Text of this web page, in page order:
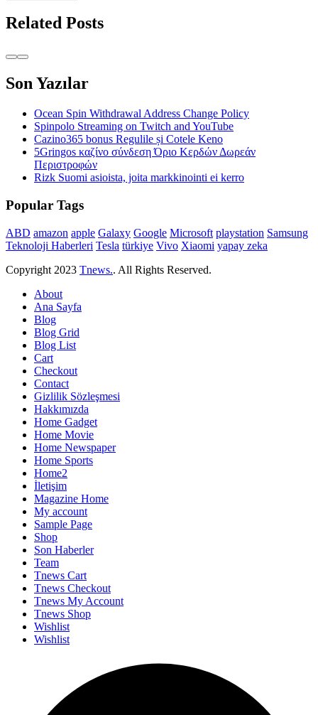
Related Posts
Son Yazılar
Ocean Spin Withdrawal Address Change Policy
Spinpolo Streaming on Twitch and YouTube
Cazino365 bonus Regulile și Cotele Keno
5Gringos καζίνο σύνδεση Όριο Κερδών Δωρεάν
Περιστροφών
Rizk Suomi asioista, joita markkinointi ei kerro
Popular Tags
ABD amazon apple Galaxy Google Microsoft playstation Samsung
Teknoloji Haberleri Tesla türkiye Vivo Xiaomi yapay zeka
Copyright 2023 Tnews.. All Rights Reserved.
About
Ana Sayfa
Blog
Blog Grid
Blog List
Cart
Checkout
Contact
Gizlilik Sözleşmesi
Hakkımızda
Home Gadget
Home Movie
Home Newspaper
Home Sports
Home2
İletişim
Magazine Home
My account
Sample Page
Shop
Son Haberler
Team
Tnews Cart
Tnews Checkout
Tnews My Account
Tnews Shop
Wishlist
Wishlist